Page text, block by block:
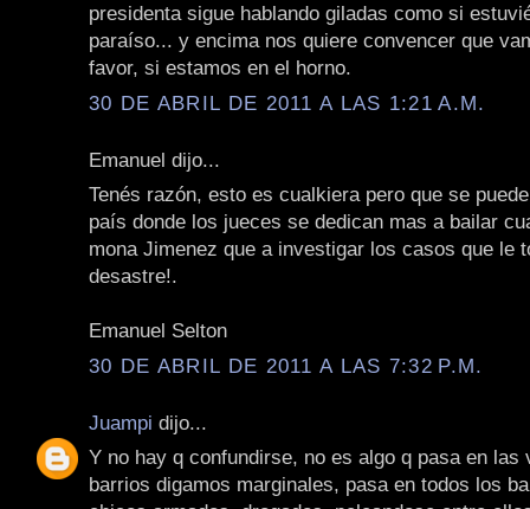
presidenta sigue hablando giladas como si
paraíso... y encima nos quiere convencer que
favor, si estamos en el horno.
30 DE ABRIL DE 2011 A LAS 1:21 A.M.
Emanuel dijo...
Tenés razón, esto es cualkiera pero que se
país donde los jueces se dedican mas a bailar
mona Jimenez que a investigar los casos que le
desastre!.
Emanuel Selton
30 DE ABRIL DE 2011 A LAS 7:32 P.M.
Juampi dijo...
Y no hay q confundirse, no es algo q pasa en las
barrios digamos marginales, pasa en todos los